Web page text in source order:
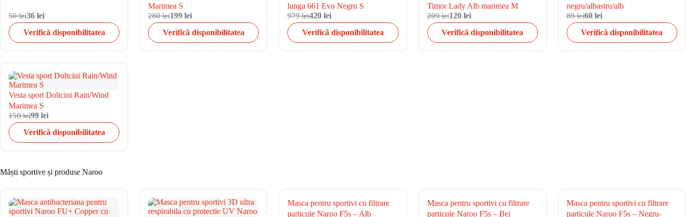
50 lei36 lei
Verifică disponibilitatea
Marimea S
280 lei199 lei
Verifică disponibilitatea
lunga 661 Evo Negru S
979 lei420 lei
Verifică disponibilitatea
Timor Lady Alb marimea M
209 lei120 lei
Verifică disponibilitatea
negru/albastru/alb
89 lei60 lei
Verifică disponibilitatea
Vesta sport Doltcini Rain/Wind
Marimea S
150 lei99 lei
Verifică disponibilitatea
Măști sportive și produse Naroo
Masca pentru sportivi cu filtrare
particule Naroo F5s – Alb
Masca pentru sportivi cu filtrare
particule Naroo F5s – Bej
Masca pentru sportivi cu filtrare
particule Naroo F5s – Negru-